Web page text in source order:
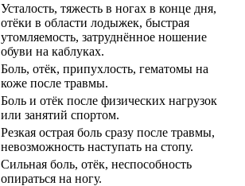
Усталость, тяжесть в ногах в конце дня,
отёки в области лодыжек, быстрая
утомляемость, затруднённое ношение
обуви на каблуках.
Боль, отёк, припухлость, гематомы на
коже после травмы.
Боль и отёк после физических нагрузок
или занятий спортом.
Резкая острая боль сразу после травмы,
невозможность наступать на стопу.
Сильная боль, отёк, неспособность
опираться на ногу.